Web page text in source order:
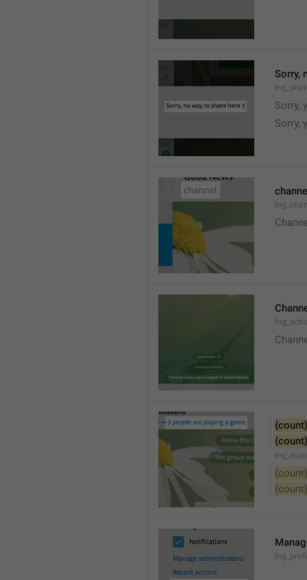
Sorry,
Sorry,
Sorry,
{count}
{count}
{count}
{count}